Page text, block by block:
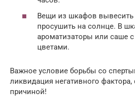
Вещи из шкафов вывесить
просушить на солнце. В
ароматизаторы или саше
цветами.
Важное условие борьбы со
ликвидация негативного фактора,
причиной!